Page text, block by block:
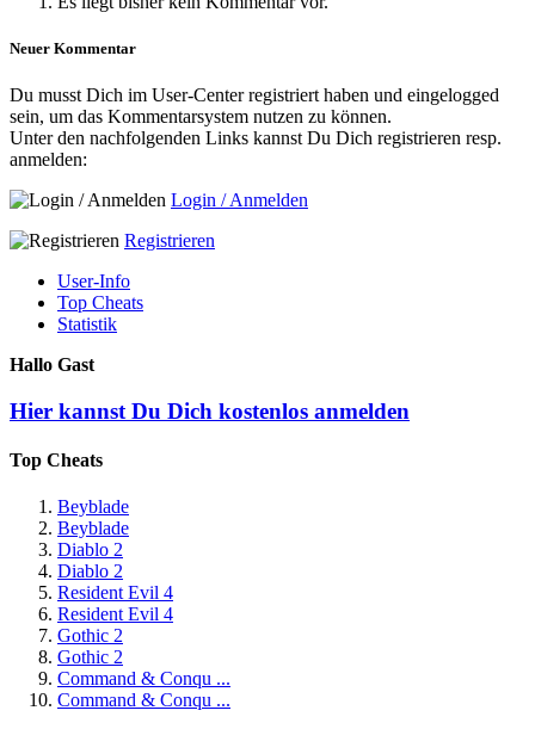
Neuer Kommentar
Du musst Dich im User-Center registriert haben und eingelogged
sein, um das Kommentarsystem nutzen zu können.
Unter den nachfolgenden Links kannst Du Dich registrieren resp.
anmelden:
Login / Anmelden
Registrieren
User-Info
Top Cheats
Statistik
Hallo Gast
Hier kannst Du Dich kostenlos anmelden
Top Cheats
Beyblade
Beyblade
Diablo 2
Diablo 2
Resident Evil 4
Resident Evil 4
Gothic 2
Gothic 2
Command & Conqu ...
Command & Conqu ...